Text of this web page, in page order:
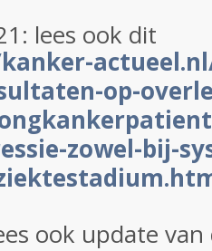
lees ook dit
op-
zowel-bij-
ook update